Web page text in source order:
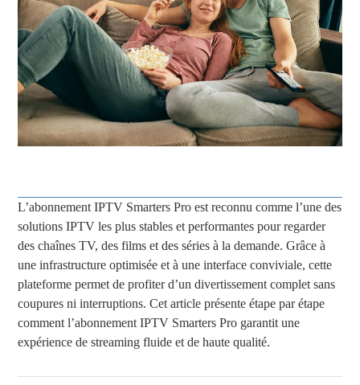
L’abonnement IPTV Smarters Pro est reconnu comme l’une des
solutions IPTV les plus stables et performantes pour regarder
des chaînes TV, des films et des séries à la demande. Grâce à
une infrastructure optimisée et à une interface conviviale, cette
plateforme permet de profiter d’un divertissement complet sans
coupures ni interruptions. Cet article présente étape par étape
comment l’abonnement IPTV Smarters Pro garantit une
expérience de streaming fluide et de haute qualité.